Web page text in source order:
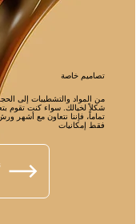
تصاميم خاصة
من المواد والتشطيبات إلى
شكلاً لخيالك. سواء كنت تقوم
تماماً، فإننا نتعاون مع أشهر
فقط إمكانيات